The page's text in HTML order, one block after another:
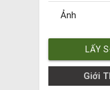
Ảnh
LẤY
Giới